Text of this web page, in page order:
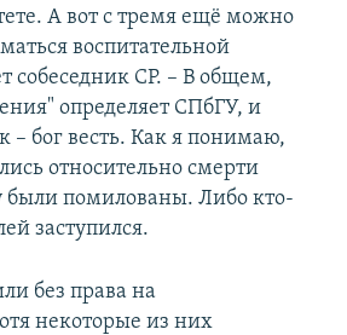
А вот с тремя ещё можно
воспитательной
собеседник СР. – В общем,
определяет СПбГУ, и
– бог весть. Как я понимаю,
относительно смерти
были помилованы. Либо кто-
заступился.
без права на
некоторые из них